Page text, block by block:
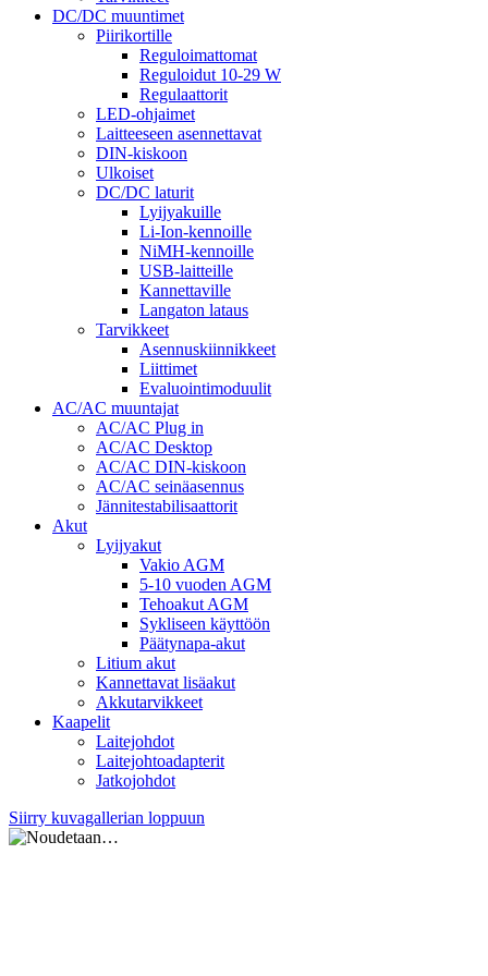
DC/DC muuntimet
Piirikortille
Reguloimattomat
Reguloidut 10-29 W
Regulaattorit
LED-ohjaimet
Laitteeseen asennettavat
DIN-kiskoon
Ulkoiset
DC/DC laturit
Lyijyakuille
Li-Ion-kennoille
NiMH-kennoille
USB-laitteille
Kannettaville
Langaton lataus
Tarvikkeet
Asennuskiinnikkeet
Liittimet
Evaluointimoduulit
AC/AC muuntajat
AC/AC Plug in
AC/AC Desktop
AC/AC DIN-kiskoon
AC/AC seinäasennus
Jännitestabilisaattorit
Akut
Lyijyakut
Vakio AGM
5-10 vuoden AGM
Tehoakut AGM
Sykliseen käyttöön
Päätynapa-akut
Litium akut
Kannettavat lisäakut
Akkutarvikkeet
Kaapelit
Laitejohdot
Laitejohtoadapterit
Jatkojohdot
Siirry kuvagallerian loppuun